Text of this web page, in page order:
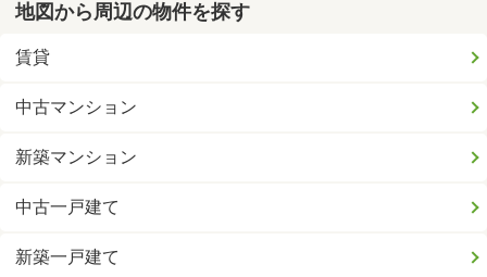
地図から周辺の物件を探す
賃貸
中古マンション
新築マンション
中古一戸建て
新築一戸建て